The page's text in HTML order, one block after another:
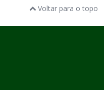
Voltar para o topo